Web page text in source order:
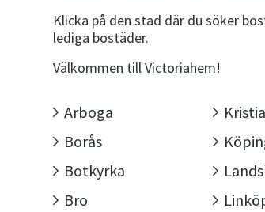
Klicka på den stad där du söker
lediga bostäder.
Välkommen till Victoriahem!
Arboga
Borås
Botkyrka
Bro